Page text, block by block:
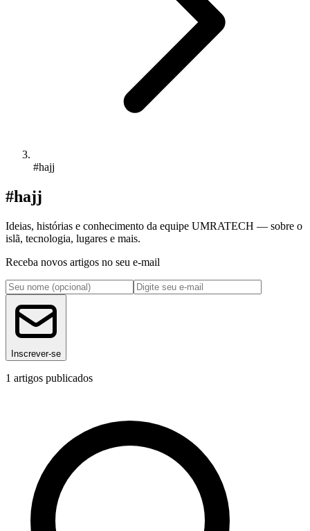
#hajj
#hajj
Ideias, histórias e conhecimento da equipe UMRATECH — sobre o
islã, tecnologia, lugares e mais.
Receba novos artigos no seu e-mail
Inscrever-se
1 artigos publicados